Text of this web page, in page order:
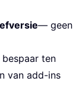
— geen
ten
van add-ins